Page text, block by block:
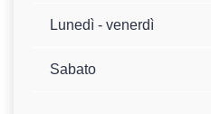
Lunedì - venerdì
Sabato